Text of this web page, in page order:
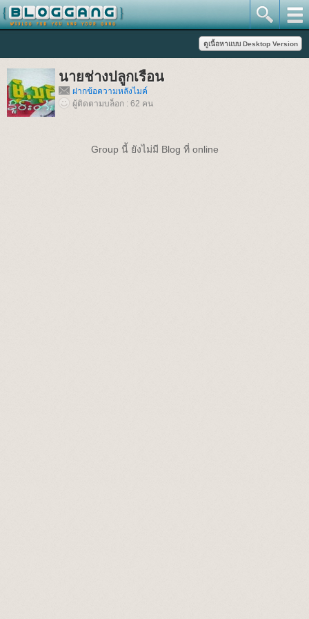
นายช่างปลูกเรือน
ฝากข้อความหลังไมค์
ผู้ติดตามบล็อก : 62 คน
Group นี้ ยังไม่มี Blog ที่ online